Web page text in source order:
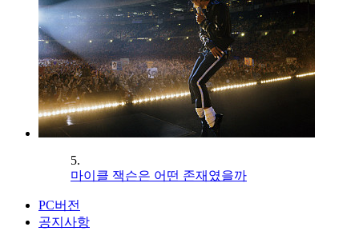
5.
마이클 잭슨은 어떤 존재였을까
PC버전
공지사항